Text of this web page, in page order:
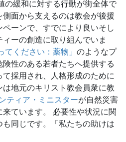
の緩和に対する行動が街全体で
面から支えるのは教会が後援
ーンで、すでにより良いそし
ーの創造に取り組んでいま
てください：薬物」 のようなプ
性のある若者たちへ提供する
採用され、人格形成のために
は地元のキリスト教会員衆に教
ティア・ミニスターが自然災害
ています。 必要性や状況に関
同じです。「私たちの助けは